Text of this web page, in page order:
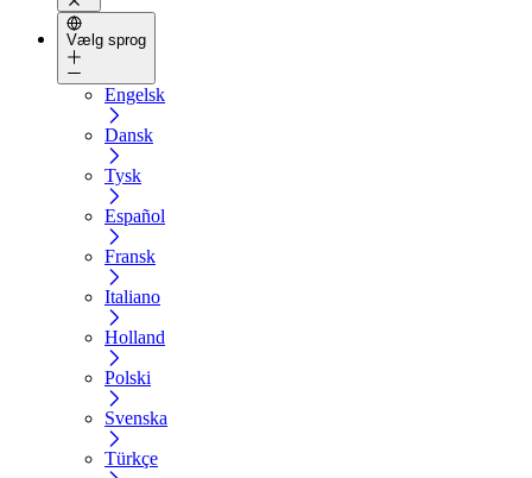
Vælg sprog
Engelsk
Dansk
Tysk
Español
Fransk
Italiano
Holland
Polski
Svenska
Türkçe